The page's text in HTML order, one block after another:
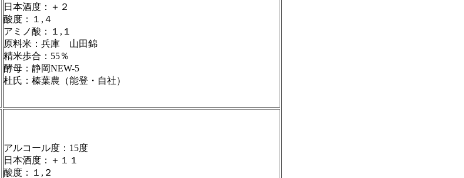
日本酒度：＋２
酸度：１,４
アミノ酸：１,１
原料米：兵庫 山田錦
精米歩合：55％
酵母：静岡NEW-5
杜氏：榛葉農（能登・自社）
アルコール度：15度
日本酒度：＋１１
酸度：１,２